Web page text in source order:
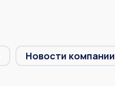
Новости компании